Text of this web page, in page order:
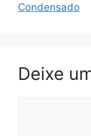
Condensado
Deixe